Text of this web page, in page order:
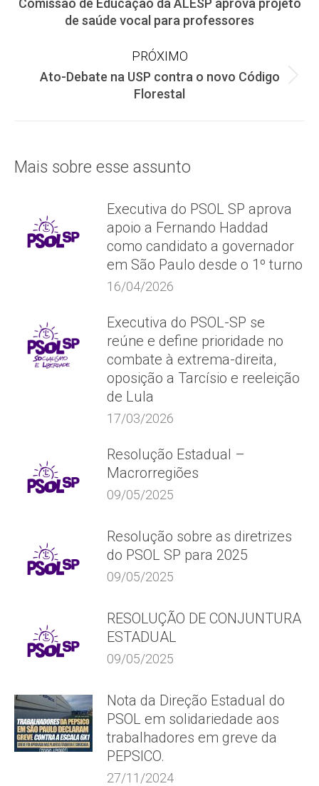
de
Post
anterior:
Comissão de Educação da ALESP aprova projeto
de saúde vocal para professores
PRÓXIMO
Próximo
post:
Ato-Debate na USP contra o novo Código
Florestal
Mais sobre esse assunto
Executiva do PSOL SP aprova
apoio a Fernando Haddad
como candidato a governador
em São Paulo desde o 1º turno
16/04/2026
Executiva do PSOL-SP se
reúne e define prioridade no
combate à extrema-direita,
oposição a Tarcísio e reeleição
de Lula
17/03/2026
Resolução Estadual –
Macrorregiões
09/05/2025
Resolução sobre as diretrizes
do PSOL SP para 2025
09/05/2025
RESOLUÇÃO DE CONJUNTURA
ESTADUAL
09/05/2025
Nota da Direção Estadual do
PSOL em solidariedade aos
trabalhadores em greve da
PEPSICO.
27/11/2024